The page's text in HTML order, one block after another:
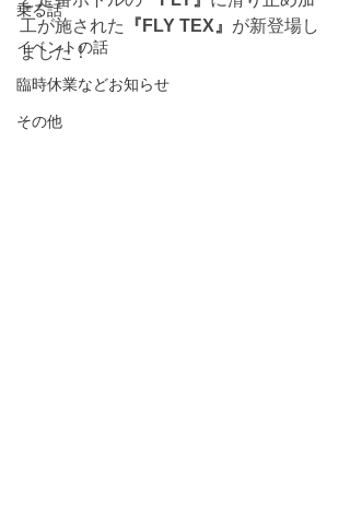
乗る話
イベントの話
臨時休業などお知らせ
その他
工が施された
『FLY TEX』 が新登場し
ました！